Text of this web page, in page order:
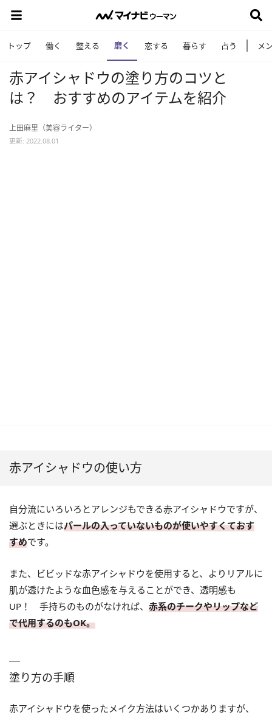
トップ 働く 整える 磨く 恋する 暮らす 占う メ
赤アイシャドウの塗り方のコツと
は？ おすすめのアイテムを紹介
上田麻里（美容ライター）
更新: 2022.08.01
赤アイシャドウの使い方
自分流にいろいろとアレンジもできる赤アイシャドウですが、
選ぶときにはパールの入っていないものが使いやすくておす
すめです。
また、ビビッドな赤アイシャドウを使用すると、よりリアルに
肌が透けたような血色感を与えることができ、透明感も
UP！ 手持ちのものがなければ、 赤系のチークやリップなど
で代用するのもOK。
塗り方の手順
赤アイシャドウを使ったメイク方法はいくつかありますが、